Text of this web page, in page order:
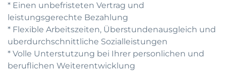
* Einen unbefristeten Vertrag und
leistungsgerechte Bezahlung
* Flexible Arbeitszeiten, Überstundenausgleich und
uberdurchschnittliche Sozialleistungen
* Volle Unterstutzung bei Ihrer personlichen und
beruflichen Weiterentwicklung